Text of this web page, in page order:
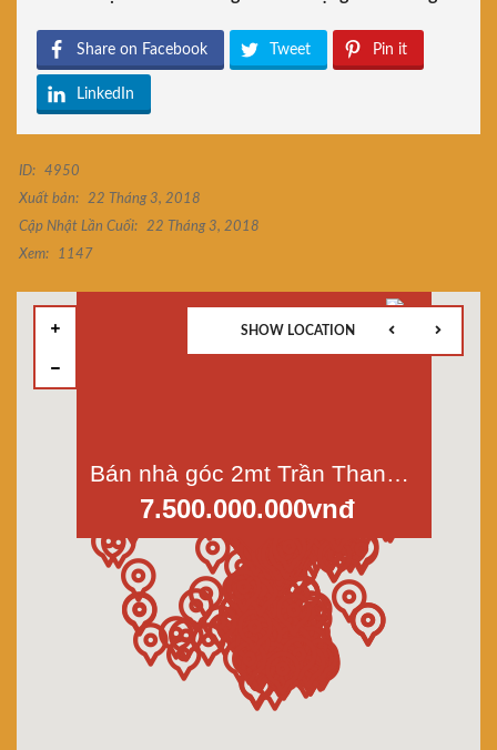
Share on Facebook Tweet Pin it
LinkedIn
ID:
4950
Xuất bản:
22 Tháng 3, 2018
Cập Nhật Lần Cuối:
22 Tháng 3, 2018
Xem:
1147
Bán nhà góc 2mt Trần Thanh Mại, Tân Tạo A, Bình Tân, diện tích 4x20m
7.500.000.000vnđ
SHOW LOCATION